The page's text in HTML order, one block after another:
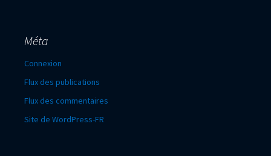
Méta
Connexion
Flux des publications
Flux des commentaires
Site de WordPress-FR